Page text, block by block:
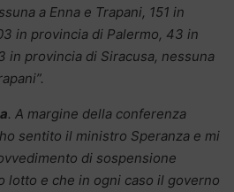
a Enna e Trapani, 151 in
in provincia di Palermo, 43 in
in provincia di Siracusa, nessuna
. A margine della conferenza
sentito il ministro Speranza e mi
di sospensione
lotto e che in ogni caso il governo